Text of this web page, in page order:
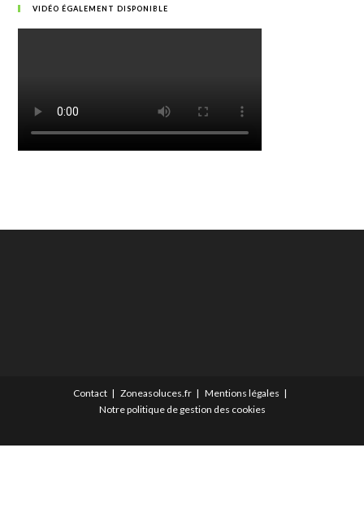
VIDÉO ÉGALEMENT DISPONIBLE
Contact Zoneasoluces.fr
Mentions légales
Notre politique de gestion des cookies